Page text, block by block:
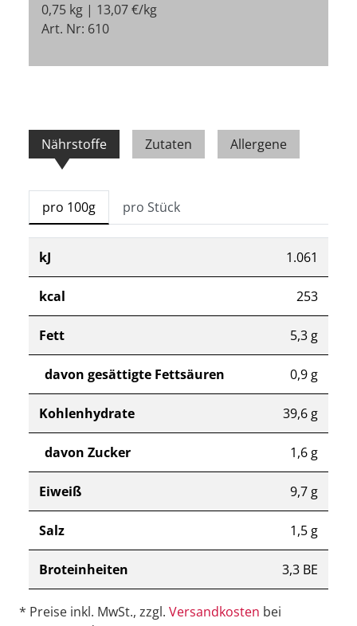
0,75 kg | 13,07 €/kg
Art. Nr: 610
Nährstoffe Zutaten Allergene
pro 100g pro Stück
kJ 1.061
kcal 253
Fett 5,3 g
davon gesättigte Fettsäuren 0,9 g
Kohlenhydrate 39,6 g
davon Zucker 1,6 g
Eiweiß 9,7 g
Salz 1,5 g
Broteinheiten 3,3 BE
* Preise inkl. MwSt., zzgl. Versandkosten bei